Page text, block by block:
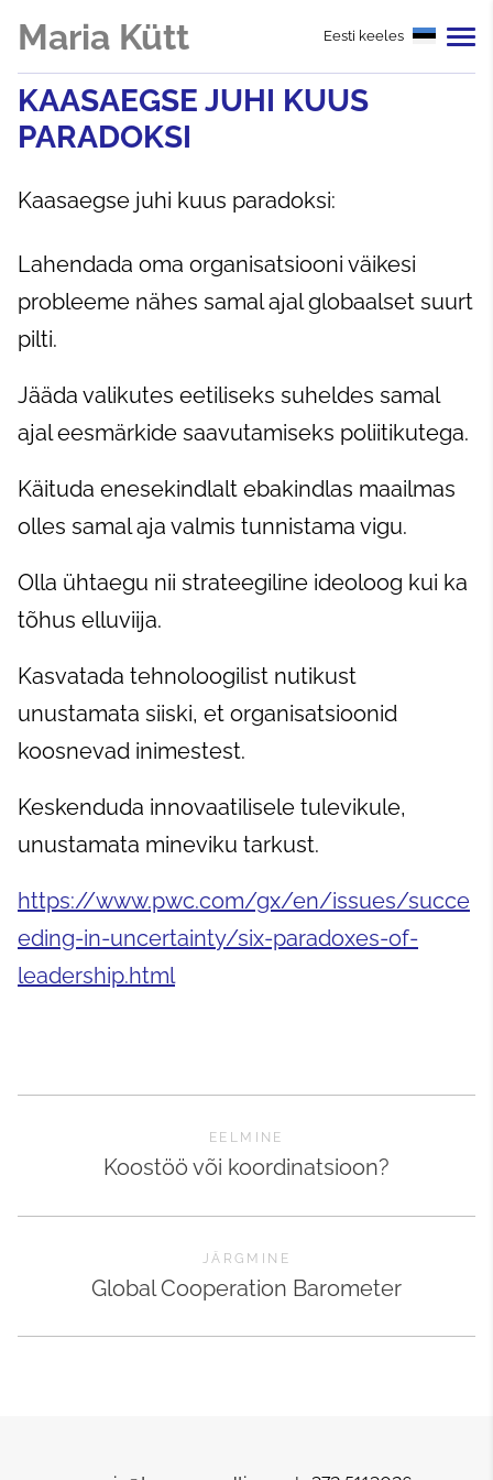
Maria Kütt Eesti keeles
KAASAEGSE JUHI KUUS
PARADOKSI
Kaasaegse juhi kuus paradoksi:
Lahendada oma organisatsiooni väikesi
probleeme nähes samal ajal globaalset suurt
pilti.
Jääda valikutes eetiliseks suheldes samal
ajal eesmärkide saavutamiseks poliitikutega.
Käituda enesekindlalt ebakindlas maailmas
olles samal aja valmis tunnistama vigu.
Olla ühtaegu nii strateegiline ideoloog kui ka
tõhus elluviija.
Kasvatada tehnoloogilist nutikust
unustamata siiski, et organisatsioonid
koosnevad inimestest.
Keskenduda innovaatilisele tulevikule,
unustamata mineviku tarkust.
https://www.pwc.com/gx/en/issues/succe
eding-in-uncertainty/six-paradoxes-of-
leadership.html
EELMINE
Koostöö või koordinatsioon?
JÄRGMINE
Global Cooperation Barometer